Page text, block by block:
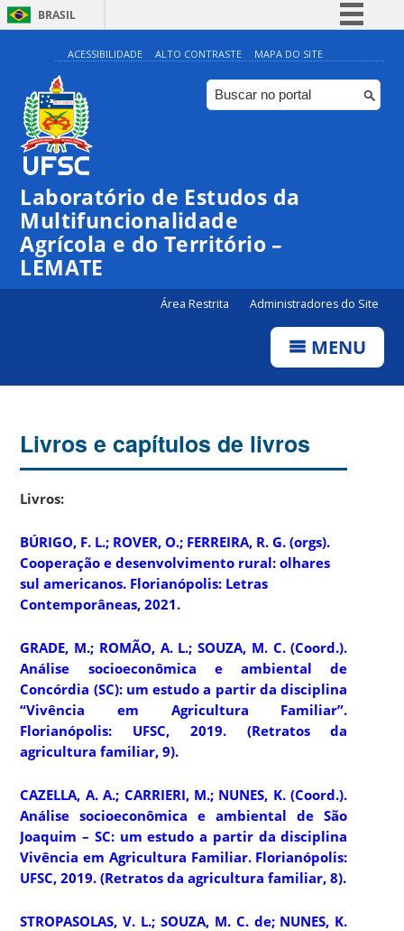
BRASIL
Simplifique!
Comunica BR
Participe
Canais
ACESSIBILIDADE ALTO CONTRASTE MAPA DO SITE
Laboratório de Estudos da
Multifuncionalidade
Agrícola e do Território –
LEMATE
Área Restrita Administradores do Site
MENU
Livros e capítulos de livros
Livros:
BÚRIGO, F. L.; ROVER, O.; FERREIRA, R. G. (orgs).
Cooperação e desenvolvimento rural: olhares
sul americanos. Florianópolis: Letras
Contemporâneas, 2021.
GRADE, M.; ROMÃO, A. L.; SOUZA, M. C. (Coord.).
Análise socioeconômica e ambiental de
Concórdia (SC): um estudo a partir da disciplina
“Vivência em Agricultura Familiar”.
Florianópolis: UFSC, 2019. (Retratos da
agricultura familiar, 9).
CAZELLA, A. A.; CARRIERI, M.; NUNES, K. (Coord.).
Análise socioeconômica e ambiental de São
Joaquim – SC: um estudo a partir da disciplina
Vivência em Agricultura Familiar. Florianópolis:
UFSC, 2019. (Retratos da agricultura familiar, 8).
STROPASOLAS, V. L.; SOUZA, M. C. de; NUNES, K.